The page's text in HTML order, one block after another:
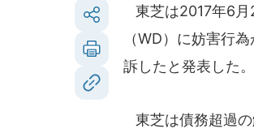
東芝は2017年6月
（WD）に妨害行
訴したと発表した
東芝は債務超過